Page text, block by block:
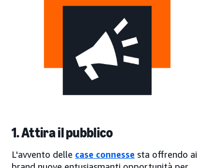
1. Attira il pubblico
L'avvento delle case connesse sta offrendo ai